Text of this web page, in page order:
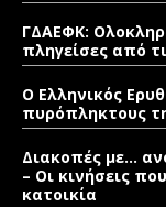
ΓΔΑΕΦΚ:
πληγείσες από
Ο Ελληνικός
πυρόπληκτους
Διακοπές με…
– Οι κινήσεις
κατοικία